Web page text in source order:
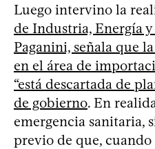
Luego intervino la
de Industria, Energía
Paganini, señala que
en el área de
“está descartada de
de gobierno. En
emergencia sanitaria,
previo de que,